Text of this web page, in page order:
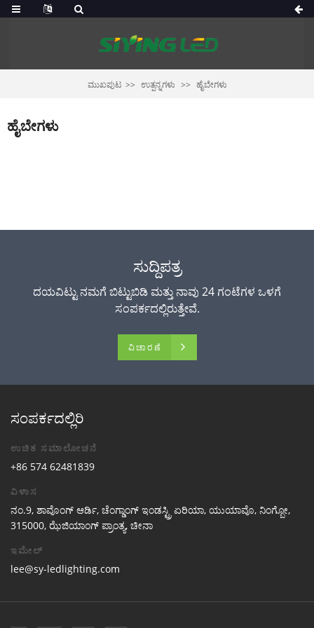
ಮುಖಪುಟ ಉತ್ಪನ್ನಗಳು ಹೈಬೇಗಳು
ಹೈಬೇಗಳು
ಸುದ್ದಿಪತ್ರ
ದಯವಿಟ್ಟು ನಮಗೆ ಬಿಟ್ಟುಬಿಡಿ ಮತ್ತು ನಾವು 24 ಗಂಟೆಗಳ ಒಳಗೆ
ಸಂಪರ್ಕದಲ್ಲಿರುತ್ತೇವೆ.
ವಿಚಾರಣೆ
ಸಂಪರ್ಕದಲ್ಲಿರಿ
ಉಚಿತ ಸಮಾಲೋಚನೆ
+86 574 62481839
ವಿಳಾಸ
ನಂ.9, ಶಾವೊಂಗ್ ಆರ್ಡಿ, ಚೆಂಗ್ಡಾಂಗ್ ಇಂಡಸ್ಟ್ರಿ ಏರಿಯಾ, ಯುಯಾವೊ, ನಿಂಗ್ಬೋ,
315000, ಝೆಜಿಯಾಂಗ್ ಪ್ರಾಂತ್ಯ, ಚೀನಾ
ಇಮೇಲ್
lee@sy-ledlighting.com